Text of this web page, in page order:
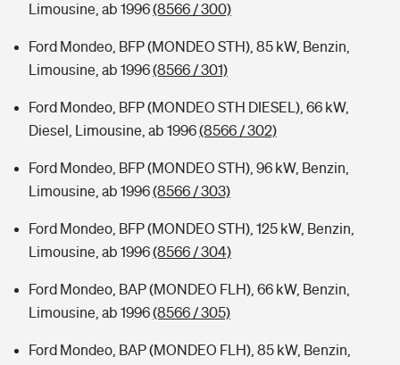
Limousine, ab 1996(8566 / 300)
Ford Mondeo, BFP (MONDEO STH), 85 kW, Benzin,
Limousine, ab 1996(8566 / 301)
Ford Mondeo, BFP (MONDEO STH DIESEL), 66 kW,
Diesel, Limousine, ab 1996(8566 / 302)
Ford Mondeo, BFP (MONDEO STH), 96 kW, Benzin,
Limousine, ab 1996(8566 / 303)
Ford Mondeo, BFP (MONDEO STH), 125 kW, Benzin,
Limousine, ab 1996(8566 / 304)
Ford Mondeo, BAP (MONDEO FLH), 66 kW, Benzin,
Limousine, ab 1996(8566 / 305)
Ford Mondeo, BAP (MONDEO FLH), 85 kW, Benzin,